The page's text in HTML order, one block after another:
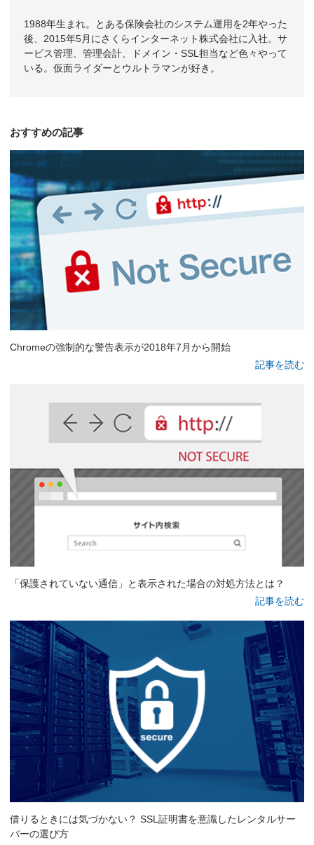
1988年生まれ。とある保険会社のシステム運用を2年やった
後、2015年5月にさくらインターネット株式会社に入社。サ
ービス管理、管理会計、ドメイン・SSL担当など色々やって
いる。仮面ライダーとウルトラマンが好き。
おすすめの記事
Chromeの強制的な警告表示が2018年7月から開始
記事を読む
「保護されていない通信」と表示された場合の対処方法とは？
記事を読む
借りるときには気づかない？ SSL証明書を意識したレンタルサー
バーの選び方